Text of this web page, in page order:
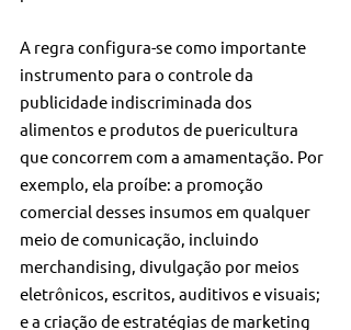
A regra configura-se como importante
instrumento para o controle da
publicidade indiscriminada dos
alimentos e produtos de puericultura
que concorrem com a amamentação. Por
exemplo, ela proíbe: a promoção
comercial desses insumos em qualquer
meio de comunicação, incluindo
merchandising, divulgação por meios
eletrônicos, escritos, auditivos e visuais;
e a criação de estratégias de marketing